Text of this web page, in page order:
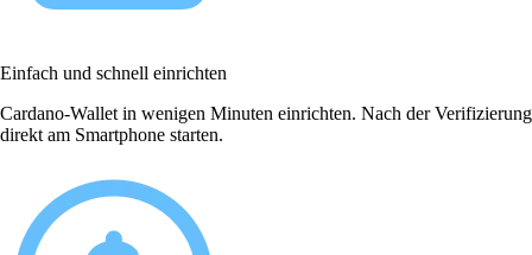
Einfach und schnell einrichten
Cardano-Wallet in wenigen Minuten einrichten. Nach der Verifizierung
direkt am Smartphone starten.